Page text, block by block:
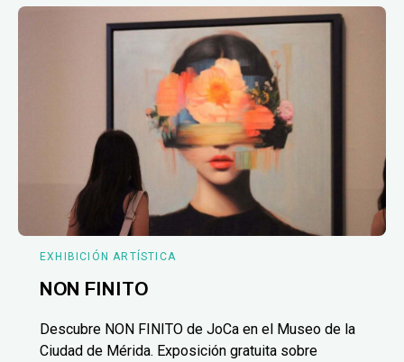
EXHIBICIÓN ARTÍSTICA
NON FINITO
Descubre NON FINITO de JoCa en el Museo de la
Ciudad de Mérida. Exposición gratuita sobre